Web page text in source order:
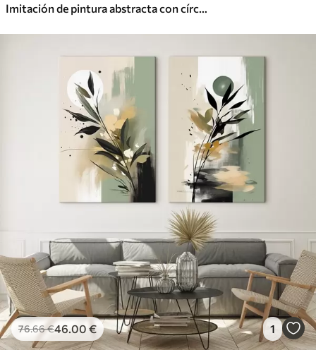
Imitación de pintura abstracta con círculos naranjas y grises, hojas y ramas, estilo moderno, efecto acuarela
76.66€46.00 € 1